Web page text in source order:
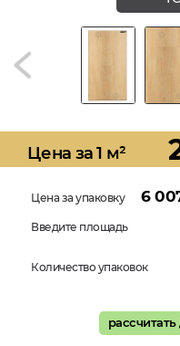
Цена за 1 м²
Цена за упаковку 6
Введите площадь
Количество упаковок